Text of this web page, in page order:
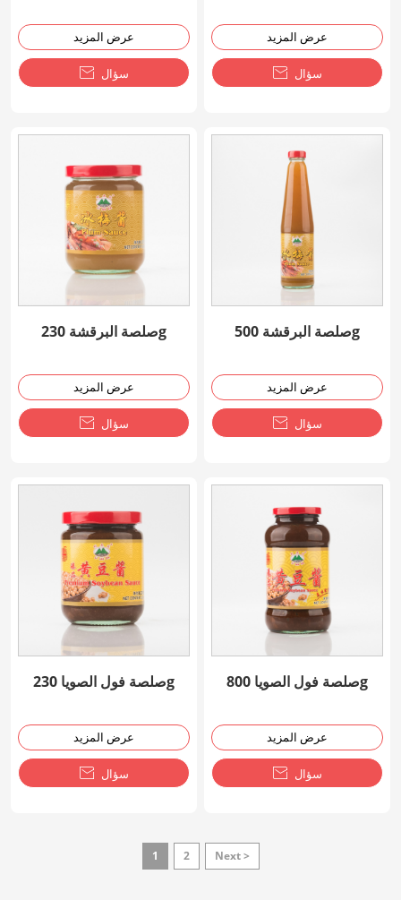
عرض المزيد
 سؤال
عرض المزيد
 سؤال
صلصة البرقشة 230g
عرض المزيد
 سؤال
صلصة البرقشة 500g
عرض المزيد
 سؤال
صلصة فول الصويا 230g
عرض المزيد
 سؤال
صلصة فول الصويا 800g
عرض المزيد
 سؤال
1 2 Next >